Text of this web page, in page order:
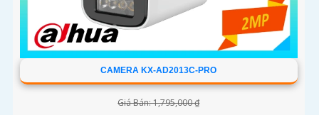
CAMERA KX-AD2013C-PRO
Giá Bán: 1,795,000 ₫